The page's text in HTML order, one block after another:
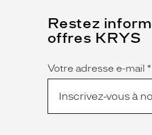
Restez
offres KRYS
Name
Votre adresse e-mail *
(Ce
champ
est
obligatoire)